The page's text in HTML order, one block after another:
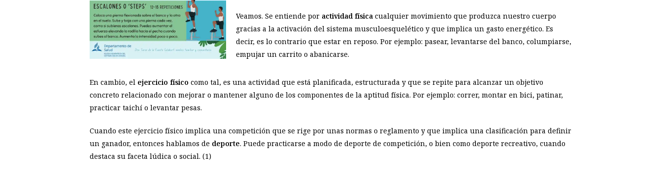
Veamos. Se entiende por actividad física cualquier movimiento que produzca nuestro cuerpo
gracias a la activación del sistema musculoesquelético y que implica un gasto energético. Es
decir, es lo contrario que estar en reposo. Por ejemplo: pasear, levantarse del banco, columpiarse,
empujar un carrito o abanicarse.
En cambio, el ejercicio físico como tal, es una actividad que está planificada, estructurada y que se repite para alcanzar un objetivo
concreto relacionado con mejorar o mantener alguno de los componentes de la aptitud física. Por ejemplo: correr, montar en bici, patinar,
practicar taichí o levantar pesas.
Cuando este ejercicio físico implica una competición que se rige por unas normas o reglamento y que implica una clasificación para definir
un ganador, entonces hablamos de deporte. Puede practicarse a modo de deporte de competición, o bien como deporte recreativo, cuando
destaca su faceta lúdica o social. (1)